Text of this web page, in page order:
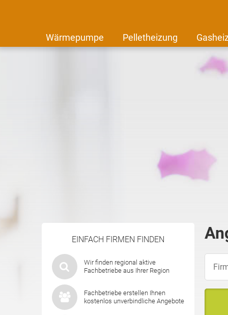
Wärmepumpe Pelletheizung
EINFACH FIRMEN FINDEN
Wir finden regional aktive
Fachbetriebe aus Ihrer Region
Fachbetriebe erstellen Ihnen
kostenlos unverbindliche Angebote